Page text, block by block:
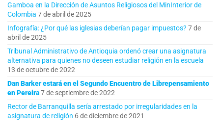
Gamboa en la Dirección de Asuntos Religiosos del MinInterior de
Colombia 7 de abril de 2025
Infografía: ¿Por qué las iglesias deberían pagar impuestos? 7 de
abril de 2025
Tribunal Administrativo de Antioquia ordenó crear una asignatura
alternativa para quienes no deseen estudiar religión en la escuela
13 de octubre de 2022
Dan Barker estará en el Segundo Encuentro de Librepensamiento
en Pereira7 de septiembre de 2022
Rector de Barranquilla sería arrestado por irregularidades en la
asignatura de religión 6 de diciembre de 2021